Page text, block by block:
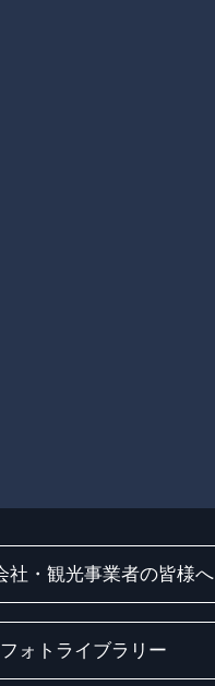
社・観光事業者の皆様へ
フォトライブラリー